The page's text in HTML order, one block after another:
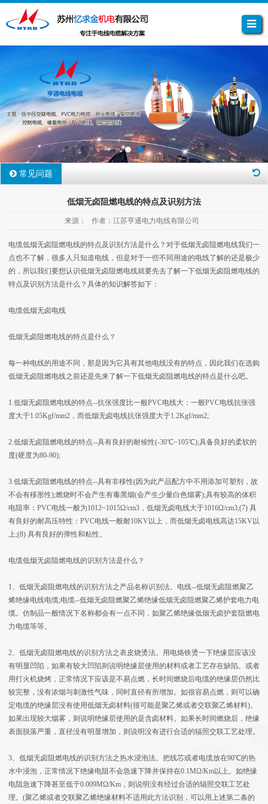
常见问题
低烟无卤阻燃电线的特点及识别方法
来源： 作者：江苏亨通电力电线有限公司
电缆低烟无卤阻燃电线的特点及识别方法是什么？对于低烟无卤阻燃电线我们一
点也不了解，很多人只知道电线，但是对于一些不同用途的电线了解的还是极少
的，所以我们要想认识低烟无卤阻燃电线就要先去了解一下低烟无卤阻燃电线的
特点及识别方法是什么？具体的知识解答如下：
电缆低烟无卤电线
低烟无卤阻燃电线的特点是什么？
每一种电线的用途不同，那是因为它具有其他电线没有的特点，因此我们在选购
低烟无卤阻燃电线之前还是先来了解一下低烟无卤阻燃电线的特点是什么吧。
1.低烟无卤阻燃电线的特点--抗张强度比一般PVC电线大：一般PVC电线抗张强
度大于1.05Kgf/mm2，而低烟无卤电线抗张强度大于1.2Kgf/mm2;
2.低烟无卤阻燃电线的特点--具有良好的耐候性(-30℃~105℃);具备良好的柔软的
度(硬度为80-90);
3.低烟无卤阻燃电线的特点--具有非移性(因为此产品配方中不用添加可塑剂，故
不会有移形性);燃烧时不会产生有毒黑烟(会产生少量白色烟雾);具有较高的体积
电阻率：PVC电线一般为1012~1015Ω/cm3，低烟无卤电线大于1016Ω/cm3;(7) 具
有良好的耐高压特性：PVC电线一般耐10KV以上，而低烟无卤电线高达15KV以
上;(8) 具有良好的弹性和粘性。
电缆低烟无卤阻燃电线的识别方法是什么？
1、低烟无卤阻燃电线的识别方法之产品名称识别法。电线--低烟无卤阻燃聚乙
烯绝缘电线电缆;电缆--低烟无卤阻燃聚乙烯绝缘低烟无卤阻燃聚乙烯护套电力电
缆。仿制品一般情况下名称都会有一点不同，如聚乙烯绝缘低烟无卤护套阻燃电
力电缆等等。
2、低烟无卤阻燃电线的识别方法之表皮烧烫法。用电烙铁烫一下绝缘层应该没
有明显凹陷，如果有较大凹陷则说明绝缘层使用的材料或者工艺存在缺陷。或者
用打火机烧烤，正常情况下应该是不易点燃，长时间燃烧后电缆的绝缘层仍然比
较完整，没有浓烟与刺激性气味，同时直径有所增加。如很容易点燃，则可以确
定电缆的绝缘层没有使用低烟无卤材料(很可能是聚乙烯或者交联聚乙烯材料)。
如果出现较大烟雾，则说明绝缘层使用的是含卤材料。如果长时间燃烧后，绝缘
表面脱落严重，直径没有明显增加，则说明没有进行合适的辐照交联工艺处理。
3、低烟无卤阻燃电线的识别方法之热水浸泡法。把线芯或者电缆放在90℃的热
水中浸泡，正常情况下绝缘电阻不会急速下降并保持在0.1MΩ/Km以上。如绝缘
电阻急速下降甚至低于0.009MΩ/Km，则说明没有经过合适的辐照交联工艺处
理。(聚乙烯或者交联聚乙烯绝缘材料不适用此方法识别，可以用上述第二条的